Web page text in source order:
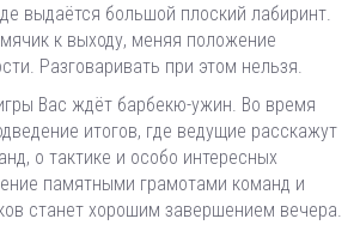
выдаётся большой плоский лабиринт.
к выходу, меняя положение
Разговаривать при этом нельзя.
Вас ждёт барбекю-ужин. Во время
итогов, где ведущие расскажут
о тактике и особо интересных
памятными грамотами команд и
станет хорошим завершением вечера.